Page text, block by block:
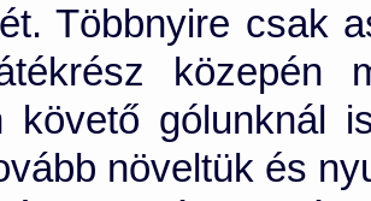
Többnyire csak
közepén
követő gólunknál
növeltük és